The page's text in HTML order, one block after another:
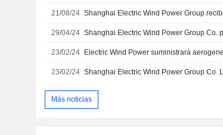
21/08/24
29/04/24
23/02/24
23/02/24
Más noticias